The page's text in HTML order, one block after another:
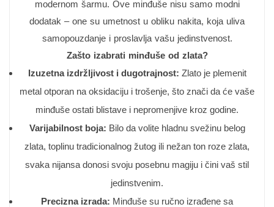
modernom šarmu. Ove minđuše nisu samo modni
dodatak – one su umetnost u obliku nakita, koja uliva
samopouzdanje i proslavlja vašu jedinstvenost.
Zašto izabrati minđuše od zlata?
Izuzetna izdržljivost i dugotrajnost: Zlato je plemenit
metal otporan na oksidaciju i trošenje, što znači da će vaše
minđuše ostati blistave i nepromenjive kroz godine.
Varijabilnost boja: Bilo da volite hladnu svežinu belog
zlata, toplinu tradicionalnog žutog ili nežan ton roze zlata,
svaka nijansa donosi svoju posebnu magiju i čini vaš stil
jedinstvenim.
Precizna izrada: Minđuše su ručno izrađene sa